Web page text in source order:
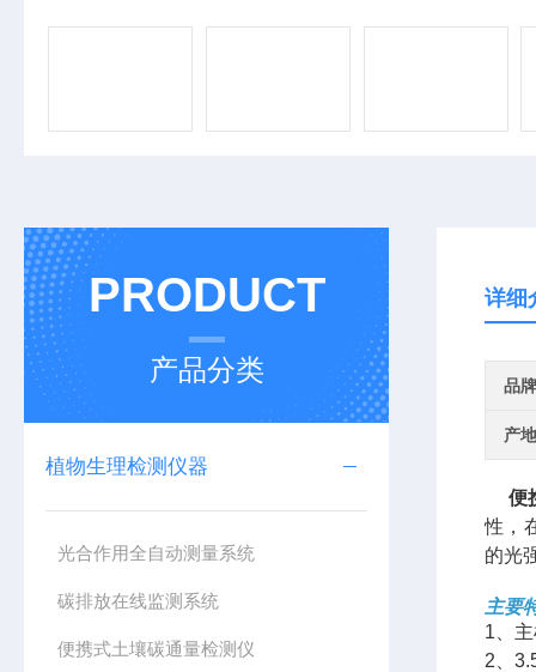
PRODUCT
产品分类
植物生理检测仪器
光合作用全自动测量系统
碳排放在线监测系统
便携式土壤碳通量检测仪
详细
品牌
产
便
性，
的光
主要
1、
2、